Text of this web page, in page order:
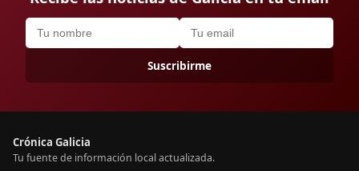
Suscribirme
Crónica Galicia
Tu fuente de información local actualizada.